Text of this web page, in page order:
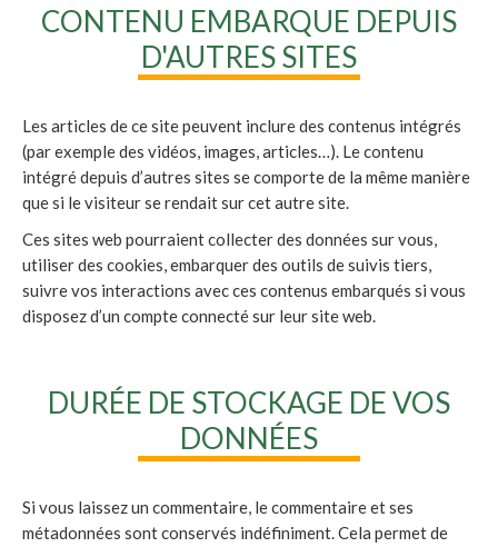
CONTENU EMBARQUE DEPUIS
D'AUTRES SITES
Les articles de ce site peuvent inclure des contenus intégrés
(par exemple des vidéos, images, articles…). Le contenu
intégré depuis d’autres sites se comporte de la même manière
que si le visiteur se rendait sur cet autre site.
Ces sites web pourraient collecter des données sur vous,
utiliser des cookies, embarquer des outils de suivis tiers,
suivre vos interactions avec ces contenus embarqués si vous
disposez d’un compte connecté sur leur site web.
DURÉE DE STOCKAGE DE VOS
DONNÉES
Si vous laissez un commentaire, le commentaire et ses
métadonnées sont conservés indéfiniment. Cela permet de